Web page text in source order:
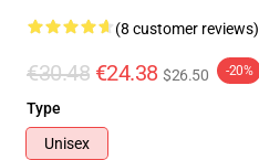
(8 customer reviews)
€30.48 €24.38 $26.50 -20%
Type
Unisex